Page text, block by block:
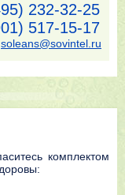
232-32-25
517-15-17
soleans@sovintel.ru
кoмплeктoм